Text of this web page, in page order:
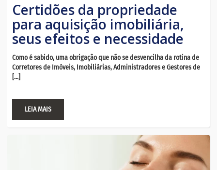
Certidões da propriedade
para aquisição imobiliária,
seus efeitos e necessidade
Como é sabido, uma obrigação que não se desvencilha da rotina de
Corretores de Imóveis, Imobiliárias, Administradores e Gestores de
[…]
LEIA MAIS